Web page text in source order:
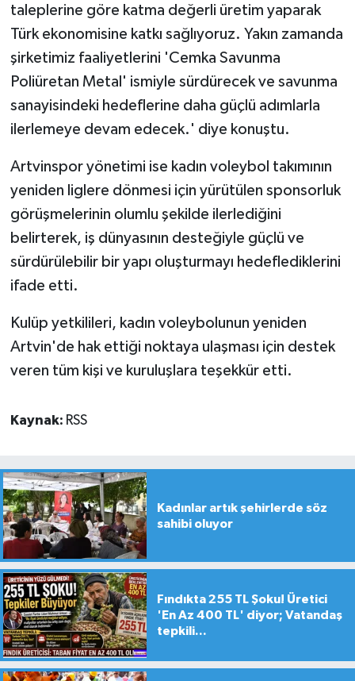
taleplerine göre katma değerli üretim yaparak
Türk ekonomisine katkı sağlıyoruz. Yakın zamanda
şirketimiz faaliyetlerini 'Cemka Savunma
Poliüretan Metal' ismiyle sürdürecek ve savunma
sanayisindeki hedeflerine daha güçlü adımlarla
ilerlemeye devam edecek.' diye konuştu.
Artvinspor yönetimi ise kadın voleybol takımının
yeniden liglere dönmesi için yürütülen sponsorluk
görüşmelerinin olumlu şekilde ilerlediğini
belirterek, iş dünyasının desteğiyle güçlü ve
sürdürülebilir bir yapı oluşturmayı hedeflediklerini
ifade etti.
Kulüp yetkilileri, kadın voleybolunun yeniden
Artvin'de hak ettiği noktaya ulaşması için destek
veren tüm kişi ve kuruluşlara teşekkür etti.
Kaynak: RSS
Kadınlar artık şehirlerde söz
sahibi oluyor
Fındıkta 255 TL Şoku! Üretici
'En Az 400 TL' diyor; Vatandaş
tepkili...